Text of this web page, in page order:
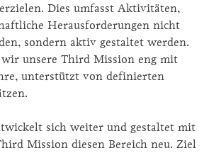
Dies umfasst Aktivitäten,
Herausforderungen nicht
sondern aktiv gestaltet werden.
unsere Third Mission eng mit
unterstützt von defi­nierten
sich weiter und gestaltet mit
Mission diesen Bereich neu. Ziel